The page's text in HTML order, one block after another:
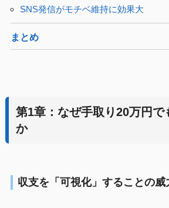
SNS発信がモチベ維持に効果大
まとめ
第1章：なぜ手取り20万円で
か
収支を「可視化」することの威